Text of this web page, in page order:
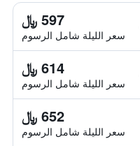
597 ﷼
سعر الليلة شامل الرسوم
614 ﷼
سعر الليلة شامل الرسوم
652 ﷼
سعر الليلة شامل الرسوم